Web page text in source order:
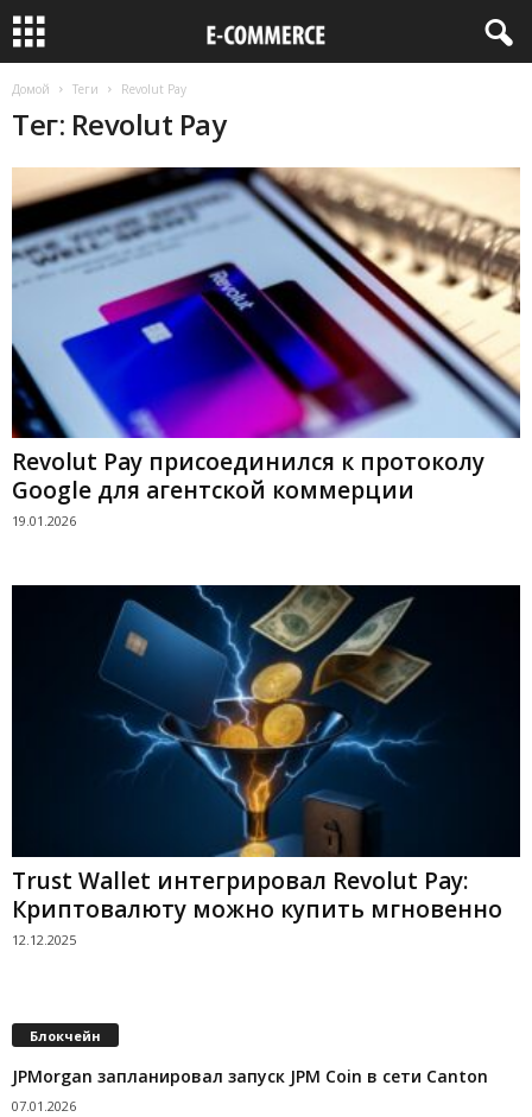
Домой Теги Revolut Pay
Тег: Revolut Pay
Revolut Pay присоединился к протоколу
Google для агентской коммерции
19.01.2026
Trust Wallet интегрировал Revolut Pay:
Криптовалюту можно купить мгновенно
12.12.2025
Блокчейн
JPMorgan запланировал запуск JPM Coin в сети Canton
07.01.2026